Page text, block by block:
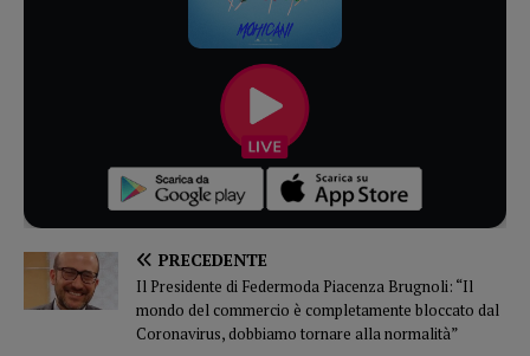
PRECEDENTE
Il Presidente di Federmoda Piacenza Brugnoli: “Il
mondo del commercio è completamente bloccato dal
Coronavirus, dobbiamo tornare alla normalità”